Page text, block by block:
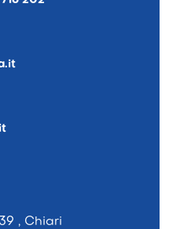
, Chiari